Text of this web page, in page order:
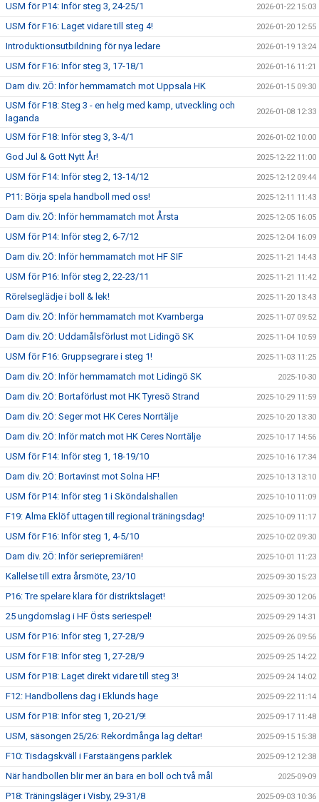
USM för P14: Inför steg 3, 24-25/1 2026-01-22 15:03
USM för F16: Laget vidare till steg 4! 2026-01-20 12:55
Introduktionsutbildning för nya ledare 2026-01-19 13:24
USM för F16: Inför steg 3, 17-18/1 2026-01-16 11:21
Dam div. 2Ö: Inför hemmamatch mot Uppsala HK 2026-01-15 09:30
USM för F18: Steg 3 - en helg med kamp, utveckling och
laganda
2026-01-08 12:33
USM för F18: Inför steg 3, 3-4/1 2026-01-02 10:00
God Jul & Gott Nytt År! 2025-12-22 11:00
USM för F14: Inför steg 2, 13-14/12 2025-12-12 09:44
P11: Börja spela handboll med oss! 2025-12-11 11:43
Dam div. 2Ö: Inför hemmamatch mot Årsta 2025-12-05 16:05
USM för P14: Inför steg 2, 6-7/12 2025-12-04 16:09
Dam div. 2Ö: Inför hemmamatch mot HF SIF 2025-11-21 14:43
USM för P16: Inför steg 2, 22-23/11 2025-11-21 11:42
Rörelseglädje i boll & lek! 2025-11-20 13:43
Dam div. 2Ö: Inför hemmamatch mot Kvarnberga 2025-11-07 09:52
Dam div. 2Ö: Uddamålsförlust mot Lidingö SK 2025-11-04 10:59
USM för F16: Gruppsegrare i steg 1! 2025-11-03 11:25
Dam div. 2Ö: Inför hemmamatch mot Lidingö SK 2025-10-30
Dam div. 2Ö: Bortaförlust mot HK Tyresö Strand 2025-10-29 11:59
Dam div. 2Ö: Seger mot HK Ceres Norrtälje 2025-10-20 13:30
Dam div. 2Ö: Inför match mot HK Ceres Norrtälje 2025-10-17 14:56
USM för F14: Inför steg 1, 18-19/10 2025-10-16 17:34
Dam div. 2Ö: Bortavinst mot Solna HF! 2025-10-13 13:10
USM för P14: Inför steg 1 i Sköndalshallen 2025-10-10 11:09
F19: Alma Eklöf uttagen till regional träningsdag! 2025-10-09 11:17
USM för F16: Inför steg 1, 4-5/10 2025-10-02 09:30
Dam div. 2Ö: Inför seriepremiären! 2025-10-01 11:23
Kallelse till extra årsmöte, 23/10 2025-09-30 15:23
P16: Tre spelare klara för distriktslaget! 2025-09-30 12:06
25 ungdomslag i HF Östs seriespel! 2025-09-29 14:31
USM för P16: Inför steg 1, 27-28/9 2025-09-26 09:56
USM för F18: Inför steg 1, 27-28/9 2025-09-25 14:22
USM för P18: Laget direkt vidare till steg 3! 2025-09-24 14:02
F12: Handbollens dag i Eklunds hage 2025-09-22 11:14
USM för P18: Inför steg 1, 20-21/9! 2025-09-17 11:48
USM, säsongen 25/26: Rekordmånga lag deltar! 2025-09-15 15:38
F10: Tisdagskväll i Farstaängens parklek 2025-09-12 12:38
När handbollen blir mer än bara en boll och två mål 2025-09-09
P18: Träningsläger i Visby, 29-31/8 2025-09-03 10:36